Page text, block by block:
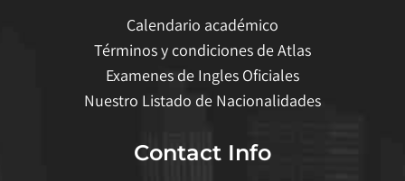
Calendario académico
Términos y condiciones de Atlas
Examenes de Ingles Oficiales
Nuestro Listado de Nacionalidades
Contact Info